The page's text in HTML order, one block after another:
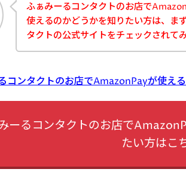
ふぁみーるコンタクトのお店で
使えるのかどうかを知りたい方は、ま
タクトの公式サイトをチェックされて
コンタクトのお店でAmazonPayが使え
ーるコンタクトのお店で
たい方はこ